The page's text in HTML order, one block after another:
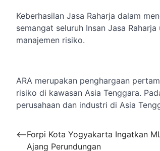
Keberhasilan Jasa Raharja dalam
semangat seluruh Insan Jasa
manajemen risiko.
ARA merupakan penghargaan
risiko di kawasan Asia Tenggara.
perusahaan dan industri di Asia
Navigasi
⟵Forpi Kota Yogyakarta Ingatkan
Ajang Perundungan